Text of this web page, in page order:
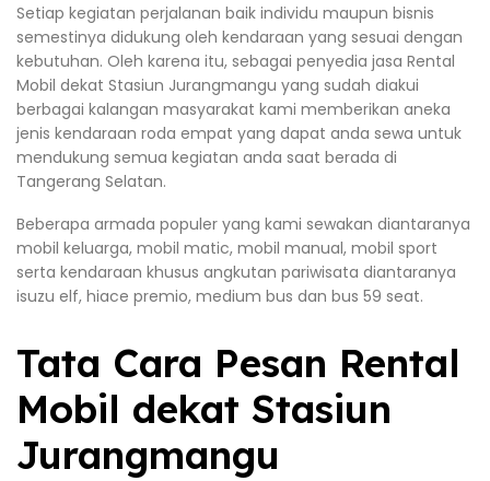
Setiap kegiatan perjalanan baik individu maupun bisnis
semestinya didukung oleh kendaraan yang sesuai dengan
kebutuhan. Oleh karena itu, sebagai penyedia jasa Rental
Mobil dekat Stasiun Jurangmangu yang sudah diakui
berbagai kalangan masyarakat kami memberikan aneka
jenis kendaraan roda empat yang dapat anda sewa untuk
mendukung semua kegiatan anda saat berada di
Tangerang Selatan.
Beberapa armada populer yang kami sewakan diantaranya
mobil keluarga, mobil matic, mobil manual, mobil sport
serta kendaraan khusus angkutan pariwisata diantaranya
isuzu elf, hiace premio, medium bus dan bus 59 seat.
Tata Cara Pesan Rental
Mobil dekat Stasiun
Jurangmangu